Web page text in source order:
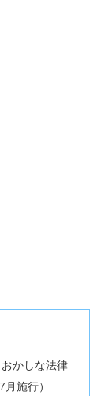
かしな法律
施行）